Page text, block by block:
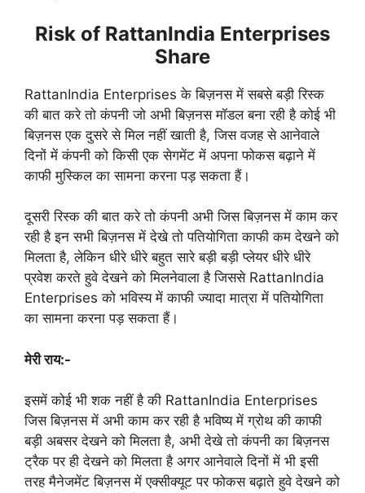
Risk of RattanIndia Enterprises
Share
RattanIndia Enterprises के बिज़नस में सबसे बड़ी रिस्क
की बात करे तो कंपनी जो अभी बिज़नस मॉडल बना रही है कोई भी
बिज़नस एक दुसरे से मिल नहीं खाती है, जिस वजह से आनेवाले
दिनों में कंपनी को किसी एक सेगमेंट में अपना फोकस बढ़ाने में
काफी मुस्किल का सामना करना पड़ सकता हैं।
दूसरी रिस्क की बात करे तो कंपनी अभी जिस बिज़नस में काम कर
रही है इन सभी बिज़नस में देखे तो पतियोगिता काफी कम देखने को
मिलता है, लेकिन धीरे धीरे बहुत सारे बड़ी बड़ी प्लेयर धीरे धीरे
प्रवेश करते हुवे देखने को मिलनेवाला है जिससे RattanIndia
Enterprises को भविस्य में काफी ज्यादा मात्रा में पतियोगिता
का सामना करना पड़ सकता हैं।
मेरी राय:-
इसमें कोई भी शक नहीं है की RattanIndia Enterprises
जिस बिज़नस में अभी काम कर रही है भविष्य में ग्रोथ की काफी
बड़ी अबसर देखने को मिलता है, अभी देखे तो कंपनी का बिज़नस
ट्रैक पर ही देखने को मिलता है अगर आनेवाले दिनों में भी इसी
तरह मैनेजमेंट बिज़नस में एक्सीक्यूट पर फोकस बढ़ाते हुवे देखने को